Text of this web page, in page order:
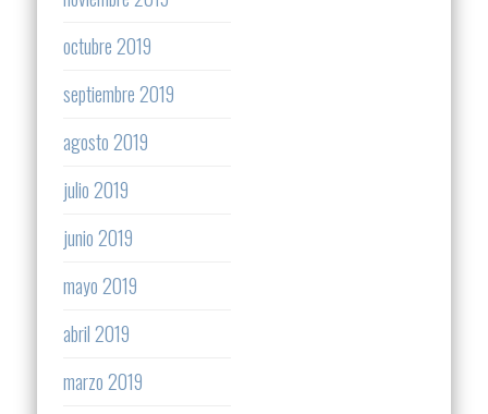
octubre 2019
septiembre 2019
agosto 2019
julio 2019
junio 2019
mayo 2019
abril 2019
marzo 2019